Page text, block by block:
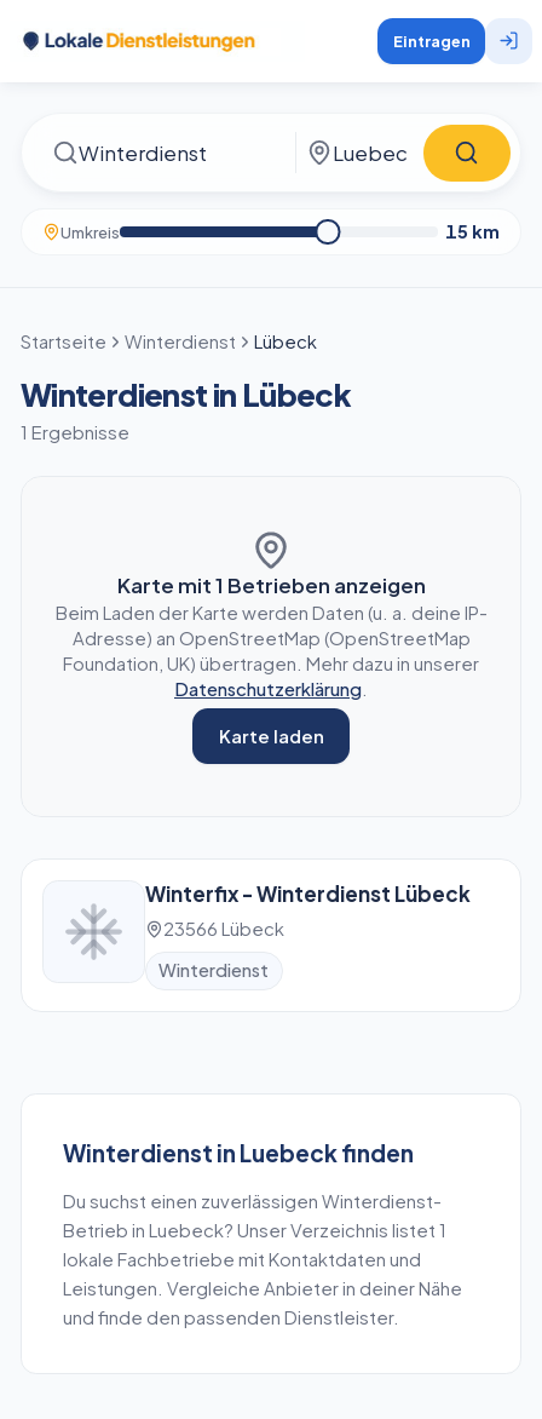
Eintragen
Umkreis 15 km
Startseite Winterdienst Lübeck
Winterdienst in Lübeck
1 Ergebnisse
Karte mit1 Betrieben anzeigen
Beim Laden der Karte werden Daten (u. a. deine IP-
Adresse) an OpenStreetMap (OpenStreetMap
Foundation, UK) übertragen. Mehr dazu in unserer
Datenschutzerklärung
Karte laden
Winterfix - Winterdienst Lübeck
23566 Lübeck
Winterdienst
Winterdienst in Luebeckfinden
Du suchst einen zuverlässigen Winterdienst-
Betrieb in Luebeck? Unser Verzeichnis listet 1
lokale Fachbetriebe mit Kontaktdaten und
Leistungen. Vergleiche Anbieter in deiner Nähe
und finde den passenden Dienstleister.